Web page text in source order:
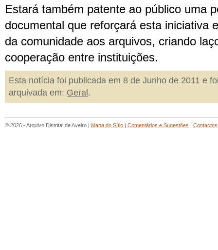
Estará também patente ao público uma
documental que reforçará esta iniciativa
da comunidade aos arquivos, criando
cooperação entre instituições.
Esta notícia foi publicada em 8 de Junho de 2011 e
arquivada em: Geral .
© 2026 - Arquivo Distrital de Aveiro | Mapa do Sítio | Comentários e Sugestões | Contactos